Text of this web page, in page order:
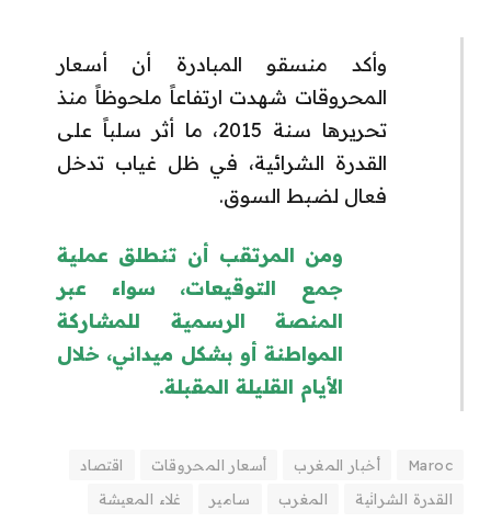
وأكد منسقو المبادرة أن أسعار
المحروقات شهدت ارتفاعاً ملحوظاً منذ
تحريرها سنة 2015، ما أثر سلباً على
القدرة الشرائية، في ظل غياب تدخل
فعال لضبط السوق.
ومن المرتقب أن تنطلق عملية
جمع التوقيعات، سواء عبر
المنصة الرسمية للمشاركة
المواطنة أو بشكل ميداني، خلال
الأيام القليلة المقبلة.
Maroc أخبار المغرب أسعار المحروقات
اقتصاد
القدرة الشرائية
المغرب سامير غلاء المعيشة